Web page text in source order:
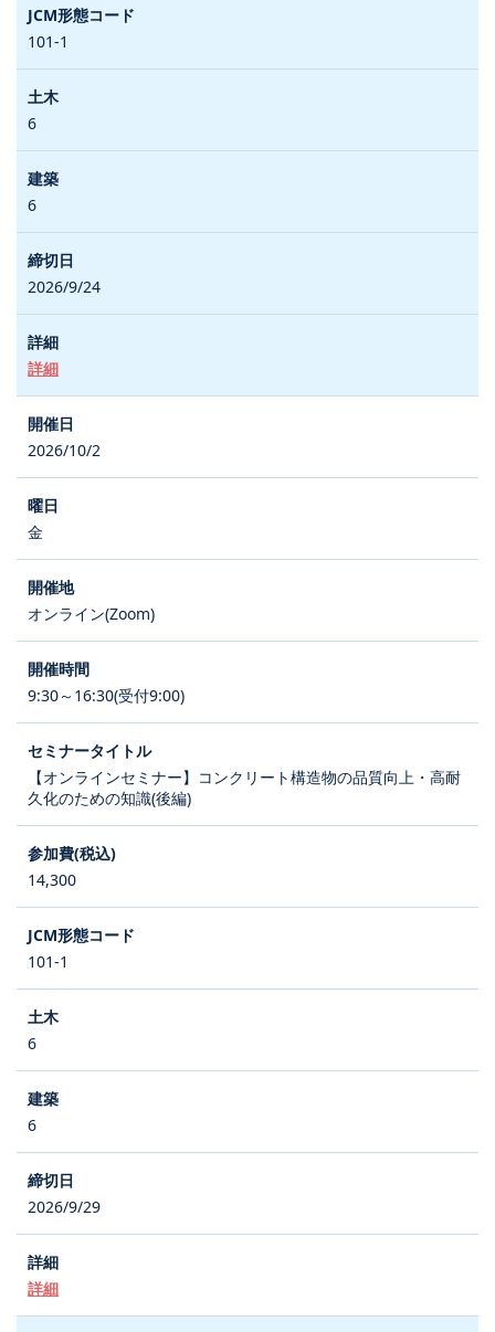
101-1
6
6
2026/9/24
詳細
2026/10/2
金
オンライン(Zoom)
9:30～16:30(受付9:00)
【オンラインセミナー】コンクリート構造物の品質向上・高耐
久化のための知識(後編)
14,300
101-1
6
6
2026/9/29
詳細